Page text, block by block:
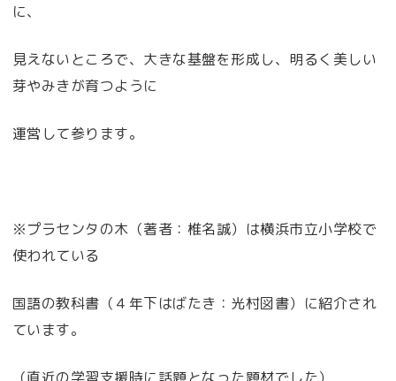
に、
見えないところで、大きな基盤を形成し、明るく美しい
芽やみきが育つように
運営して参ります。
※プラセンタの木（著者：椎名誠）は横浜市立小学校で
使われている
国語の教科書（４年下はばたき：光村図書）に紹介され
ています。
（直近の学習支援時に話題となった題材でした）